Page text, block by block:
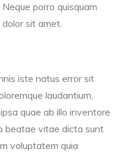
porro quisquam
sit amet.
iste natus error sit
laudantium,
quae ab illo inventore
beatae vitae dicta sunt
voluptatem quia